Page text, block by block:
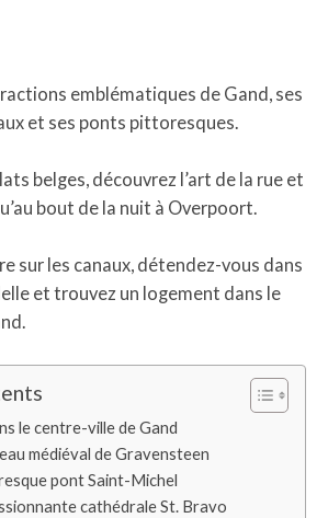
emblématiques de Gand, ses
et ses ponts pittoresques.
belges, découvrez l’art de la rue et
bout de la nuit à Overpoort.
sur les canaux, détendez-vous dans
et trouvez un logement dans le
le centre-ville de Gand
médiéval de Gravensteen
pont Saint-Michel
cathédrale St. Bravo